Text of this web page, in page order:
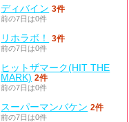
ディバイン 3件
前の7日は0件
リホラボ！
3件
前の7日は0件
ヒットザマーク(HIT THE
MARK) 2件
前の7日は0件
スーパーマンバケン 2件
前の7日は0件